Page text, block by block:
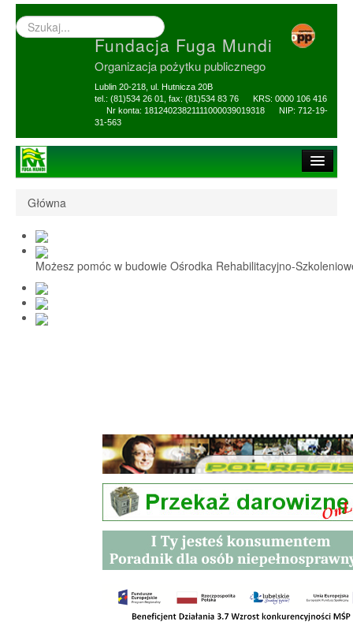
Wyszukiwarka
–
Fundacja Fuga Mundi
Organizacja pożytku publicznego
Lublin 20-218, ul. Hutnicza 20B
tel.: (81)534 26 01, fax: (81)534 83 76 KRS: 0000 106 416
Nr konta: 18124023821111000039019318 NIP: 712-19-
31-563
1,5% i darowizny
Nasi Beneficjenci
Ośrodek Reh-Szkol
Sprawozdania
Główna
Możesz pomóc w budowie Ośrodka Rehabilitacyjno-